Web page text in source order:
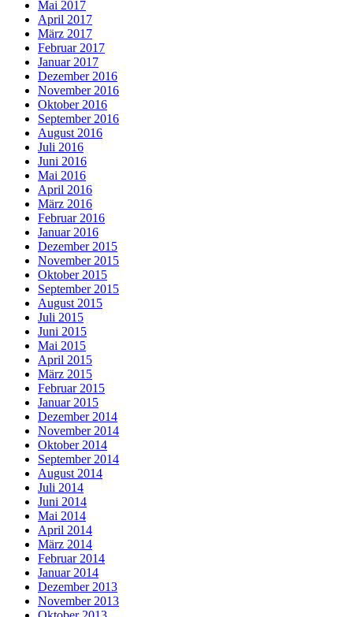
Mai 2017
April 2017
März 2017
Februar 2017
Januar 2017
Dezember 2016
November 2016
Oktober 2016
September 2016
August 2016
Juli 2016
Juni 2016
Mai 2016
April 2016
März 2016
Februar 2016
Januar 2016
Dezember 2015
November 2015
Oktober 2015
September 2015
August 2015
Juli 2015
Juni 2015
Mai 2015
April 2015
März 2015
Februar 2015
Januar 2015
Dezember 2014
November 2014
Oktober 2014
September 2014
August 2014
Juli 2014
Juni 2014
Mai 2014
April 2014
März 2014
Februar 2014
Januar 2014
Dezember 2013
November 2013